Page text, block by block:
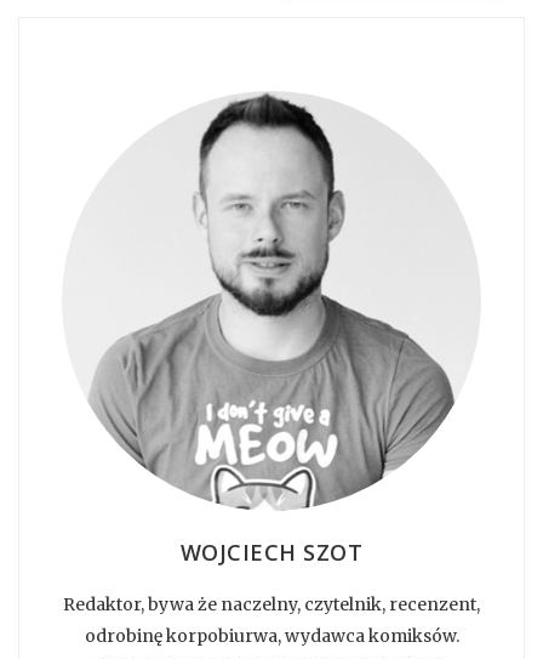
WOJCIECH SZOT
Redaktor, bywa że naczelny, czytelnik, recenzent,
odrobinę korpobiurwa, wydawca komiksów.